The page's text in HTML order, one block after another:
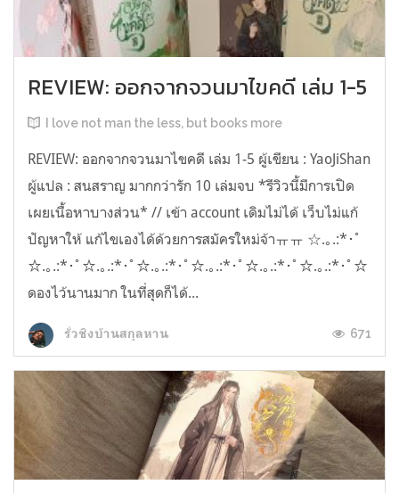
REVIEW: ออกจากจวนมาไขคดี เล่ม 1-5
I love not man the less, but books more
REVIEW: ออกจากจวนมาไขคดี เล่ม 1-5 ผู้เขียน : YaoJiShan
ผู้แปล : สนสราญ มากกว่ารัก 10 เล่มจบ *รีวิวนี้มีการเปิด
เผยเนื้อหาบางส่วน* // เข้า account เดิมไม่ได้ เว็บไม่แก้
ปัญหาให้ แก้ไขเองได้ด้วยการสมัครใหม่จ้าㅠㅠ ☆.｡.:*･ﾟ
☆.｡.:*･ﾟ☆.｡.:*･ﾟ☆.｡.:*･ﾟ☆.｡.:*･ﾟ☆.｡.:*･ﾟ☆.｡.:*･ﾟ☆
ดองไว้นานมาก ในที่สุดก็ได้...
รั่วชิงบ้านสกุลหาน 671